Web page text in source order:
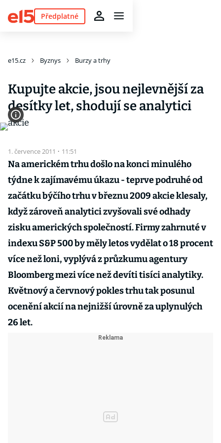
Předplatné
e15.cz Byznys Burzy a trhy
Kupujte akcie, jsou nejlevnější za
desítky let, shodují se analytici
1. července 2011 · 11:51
Na americkém trhu došlo na konci minulého
týdne k zajímavému úkazu - teprve podruhé od
začátku býčího trhu v březnu 2009 akcie klesaly,
když zároveň analytici zvyšovali své odhady
zisku amerických společností. Firmy zahrnuté v
indexu S&P 500 by měly letos vydělat o 18 procent
více než loni, vyplývá z průzkumu agentury
Bloomberg mezi více než devíti tisíci analytiky.
Květnový a červnový pokles trhu tak posunul
ocenění akcií na nejnižší úrovně za uplynulých
26 let.